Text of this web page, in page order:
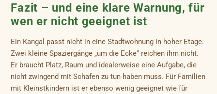
Fazit – und eine klare Warnung, für
wen er nicht geeignet ist
Ein Kangal passt nicht in eine Stadtwohnung in hoher Etage.
Zwei kleine Spaziergänge „um die Ecke" reichen ihm nicht.
Er braucht Platz, Raum und idealerweise eine Aufgabe, die
nicht zwingend mit Schafen zu tun haben muss. Für Familien
mit Kleinstkindern ist er ebenso wenig geeignet wie für